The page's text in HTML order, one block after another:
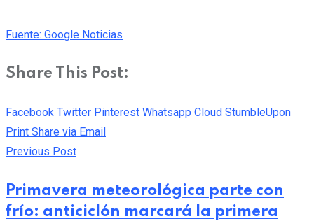
Fuente: Google Noticias
Share This Post:
Facebook Twitter Pinterest Whatsapp Cloud StumbleUpon
Print Share via Email
Previous Post
Primavera meteorológica parte con
frío: anticiclón marcará la primera